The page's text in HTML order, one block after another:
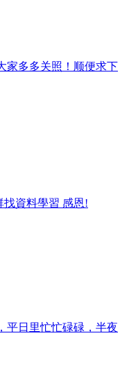
家多多关照！顺便求下
找資料學習 感恩!
平日里忙忙碌碌，半夜